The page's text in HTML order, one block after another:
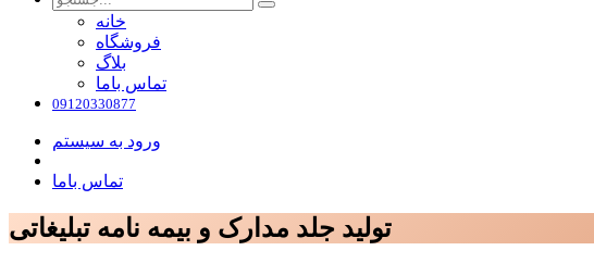
خانه
فروشگاه
بلاگ
تماس باما
09120330877
ورود به سیستم
تماس باما
تولید جلد مدارک و بیمه نامه تبلیغاتی